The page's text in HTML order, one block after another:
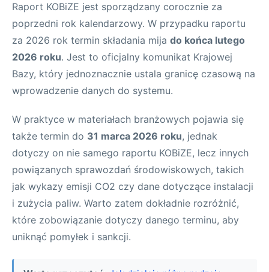
Raport KOBiZE jest sporządzany corocznie za
poprzedni rok kalendarzowy. W przypadku raportu
za 2026 rok termin składania mija do końca lutego
2026 roku. Jest to oficjalny komunikat Krajowej
Bazy, który jednoznacznie ustala granicę czasową na
wprowadzenie danych do systemu.
W praktyce w materiałach branżowych pojawia się
także termin do 31 marca 2026 roku, jednak
dotyczy on nie samego raportu KOBiZE, lecz innych
powiązanych sprawozdań środowiskowych, takich
jak wykazy emisji CO2 czy dane dotyczące instalacji
i zużycia paliw. Warto zatem dokładnie rozróżnić,
które zobowiązanie dotyczy danego terminu, aby
uniknąć pomyłek i sankcji.